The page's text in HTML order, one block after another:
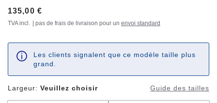
Price:
135,00 €
TVA incl. | pas de frais de livraison pour un envoi standard
Les clients signalent que ce modèle taille plus
grand.
Largeur: Veuillez choisir Guide des tailles